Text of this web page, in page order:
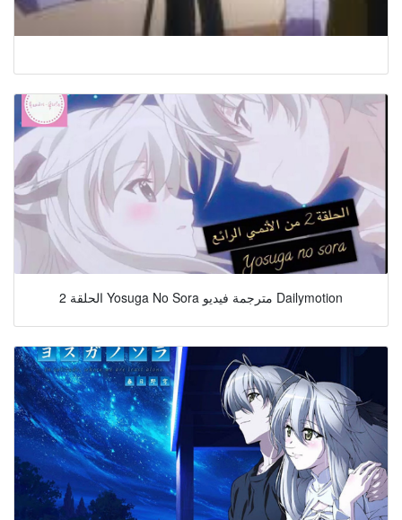
الحلقة 2 Yosuga No Sora مترجمة فيديو Dailymotion